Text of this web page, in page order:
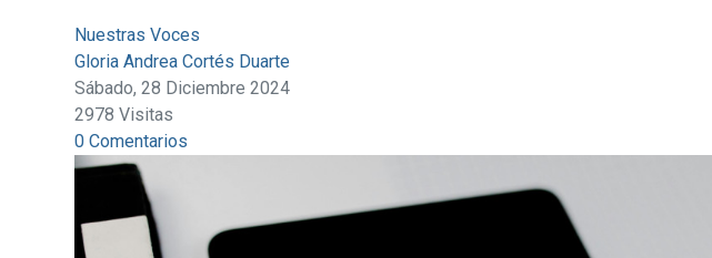
Nuestras Voces
Gloria Andrea Cortés Duarte
Sábado, 28 Diciembre 2024
2978 Visitas
0 Comentarios